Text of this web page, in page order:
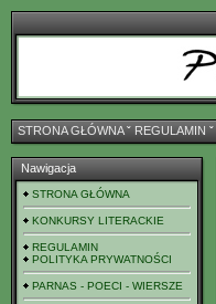
STRONA GŁÓWNAˇ REGULAMIN ˇ
Nawigacja
STRONA GŁÓWNA
KONKURSY LITERACKIE
REGULAMIN
POLITYKA PRYWATNOŚCI
PARNAS - POECI - WIERSZE